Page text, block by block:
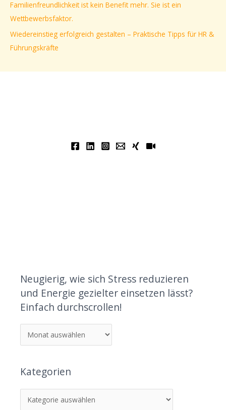
:Familienfreundlichkeit ist kein Benefit mehr. Sie ist ein
Wettbewerbsfaktor.
Wiedereinstieg erfolgreich gestalten – Praktische Tipps für HR &
Führungskräfte
Neugierig, wie sich Stress reduzieren
und Energie gezielter einsetzen lässt?
Einfach durchscrollen!
Kategorien